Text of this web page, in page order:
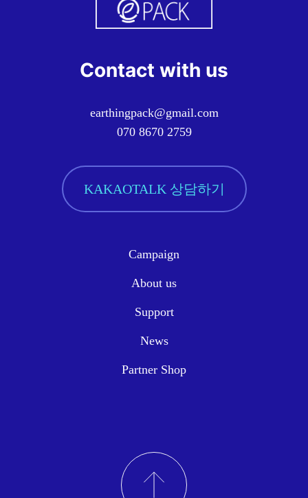
Contact with us
earthingpack@gmail.com
070 8670 2759
KAKAOTALK 상담하기
Campaign
About us
Support
News
Partner Shop